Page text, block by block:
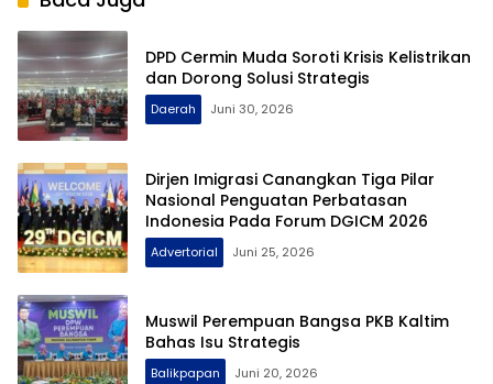
DPD Cermin Muda Soroti Krisis Kelistrikan
dan Dorong Solusi Strategis
Daerah Juni 30, 2026
Dirjen Imigrasi Canangkan Tiga Pilar
Nasional Penguatan Perbatasan
Indonesia Pada Forum DGICM 2026
Advertorial Juni 25, 2026
Muswil Perempuan Bangsa PKB Kaltim
Bahas Isu Strategis
Balikpapan Juni 20, 2026